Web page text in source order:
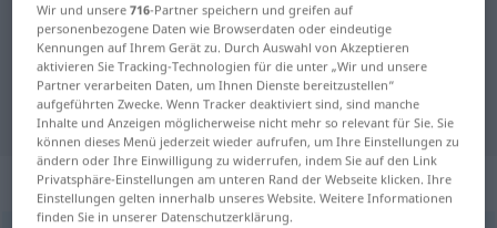
Französisch-Deutsch Übersetzung
für "frileux"
"frileux" Deutsch Übersetzung
„frileux“: adjectif (qualificatif)
Wir und unsere716-Partner speichern und greifen auf
personenbezogene Daten wie Browserdaten oder eindeutige
Kennungen auf Ihrem Gerät zu. Durch Auswahl von Akzeptieren
aktivieren Sie Tracking-Technologien für die unter „Wir und unsere
Partner verarbeiten Daten, um Ihnen Dienste bereitzustellen“
aufgeführten Zwecke. Wenn Tracker deaktiviert sind, sind manche
Inhalte und Anzeigen möglicherweise nicht mehr so relevant für Sie. Sie
können dieses Menü jederzeit wieder aufrufen, um Ihre Einstellungen zu
ändern oder Ihre Einwilligung zu widerrufen, indem Sie auf den Link
Privatsphäre-Einstellungen am unteren Rand der Webseite klicken. Ihre
Einstellungen gelten innerhalb unseres Website. Weitere Informationen
finden Sie in unserer Datenschutzerklärung.